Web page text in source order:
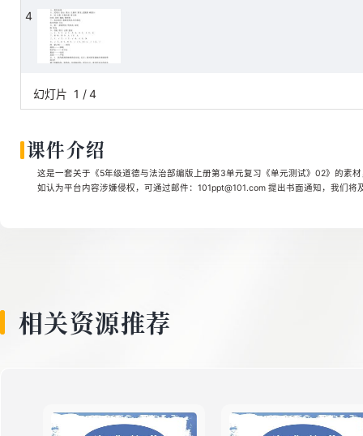
4
幻灯片 1 / 4
课件介绍
这是一套关于《5年级道德与法治部编版上册第3单元复习《单元测试》02》的素
如认为平台内容涉嫌侵权，可通过邮件：101ppt@101.com 提出书面通知，我们将
相关资源推荐